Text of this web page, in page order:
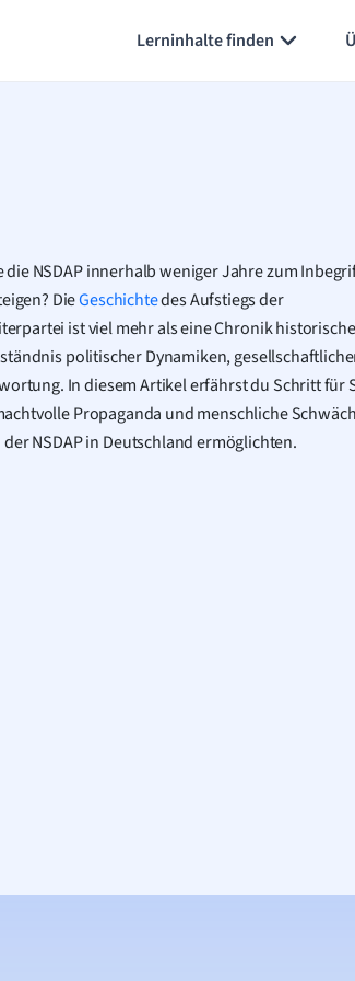
Lerninhalte finden
NSDAP innerhalb weniger Jahre zum
DieGeschichtedes Aufstiegs der
ist viel mehr als eine Chronik
politischer Dynamiken,
In diesem Artikel erfährst du Schritt für
Propaganda und menschliche
NSDAP in Deutschland ermöglichten.